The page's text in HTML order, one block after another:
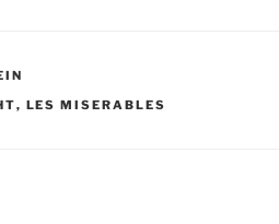
, LES MISERABLES